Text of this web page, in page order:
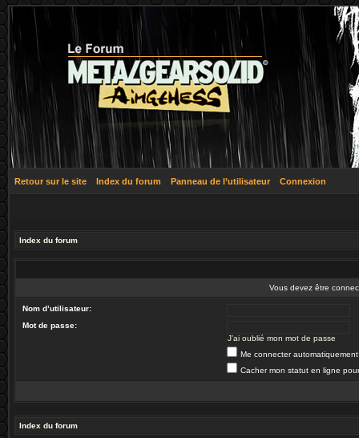
Retour sur le site Index du forum Panneau de l’utilisateur Connexion
Index du forum
Vous devez être
Nom d’utilisateur:
Mot de passe:
J’ai oublié mon mot de passe
Me connecter
Cacher mon statut en ligne
Index du forum